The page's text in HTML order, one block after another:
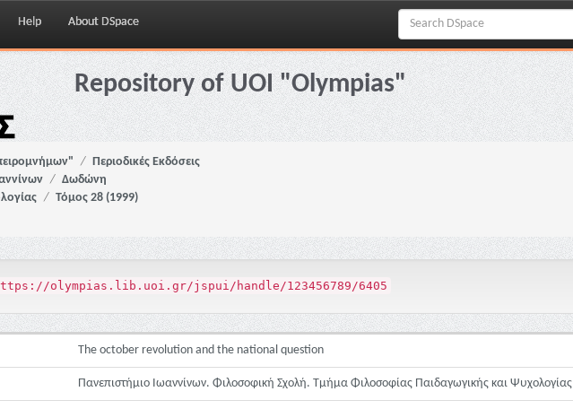
Help About DSpace
Repository of UOI "Olympias"
Περιοδικές Εκδόσεις
Δωδώνη
Τόμος 28 (1999)
olympias.lib.uoi.gr/jspui/handle/123456789/6405
The october revolution and the national question
Πανεπιστήμιο Ιωαννίνων. Φιλοσοφική Σχολή. Τμήμα Φιλοσοφίας Παιδαγωγικής και Ψυχολογίας